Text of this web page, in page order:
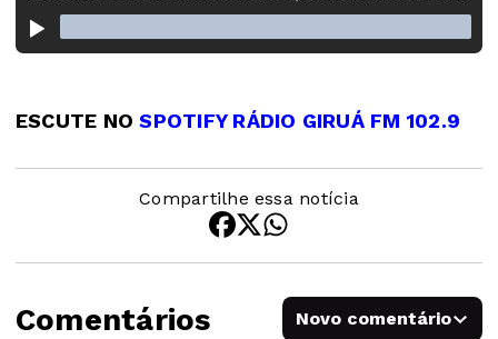
ESCUTE NOSPOTIFY RÁDIO GIRUÁ FM 102.9
Compartilhe essa notícia
Comentários Novo comentário